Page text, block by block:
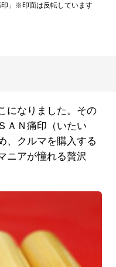
」※印面は反転しています
になりました。その
ＡＮ痛印（いたい
、クルマを購入する
ニアが憧れる贅沢